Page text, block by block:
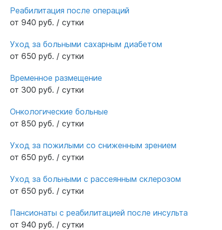
Реабилитация после операций
от 940 руб. / сутки
Уход за больными сахарным диабетом
от 650 руб. / сутки
Временное размещение
от 300 руб. / сутки
Онкологические больные
от 850 руб. / сутки
Уход за пожилыми со сниженным зрением
от 650 руб. / сутки
Уход за больными с рассеянным склерозом
от 650 руб. / сутки
Пансионаты с реабилитацией после инсульта
от 940 руб. / сутки